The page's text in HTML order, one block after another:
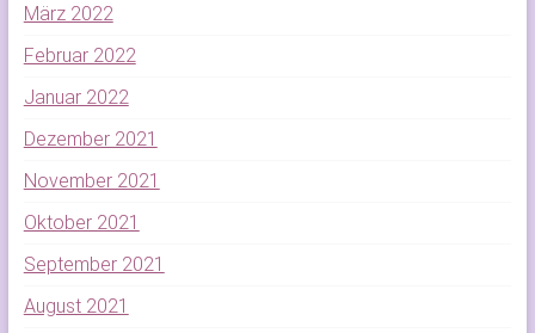
März 2022
Februar 2022
Januar 2022
Dezember 2021
November 2021
Oktober 2021
September 2021
August 2021